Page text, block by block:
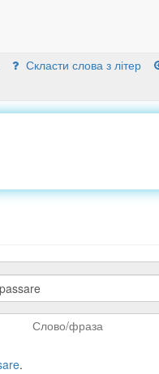
Скласти слова з літер
Слово/фраза
.